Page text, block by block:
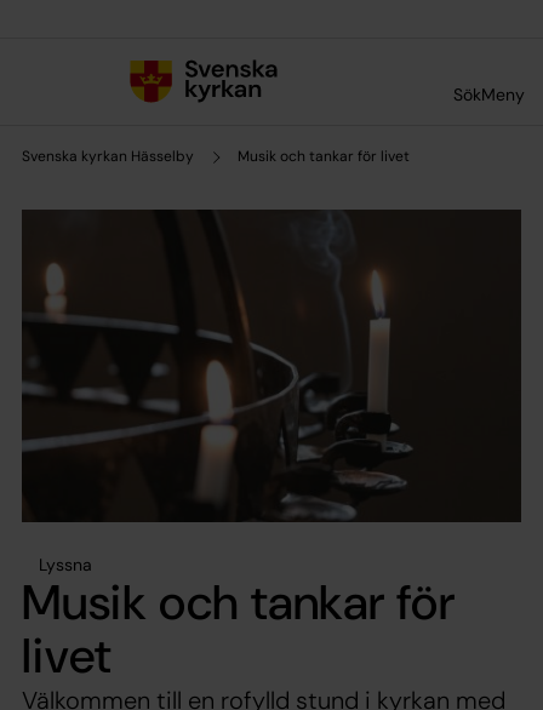
SökMeny
Svenska kyrkan Hässelby Musik och tankar för livet
Lyssna
Musik och tankar för
livet
Välkommen till en rofylld stund i kyrkan med